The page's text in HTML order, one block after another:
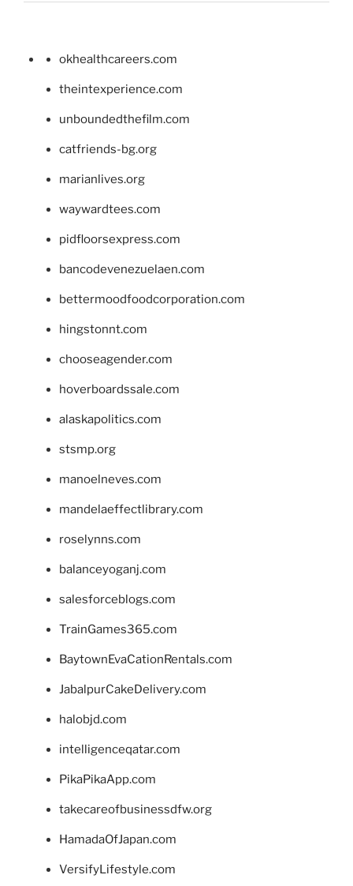
okhealthcareers.com
theintexperience.com
unboundedthefilm.com
catfriends-bg.org
marianlives.org
waywardtees.com
pidfloorsexpress.com
bancodevenezuelaen.com
bettermoodfoodcorporation.com
hingstonnt.com
chooseagender.com
hoverboardssale.com
alaskapolitics.com
stsmp.org
manoelneves.com
mandelaeffectlibrary.com
roselynns.com
balanceyoganj.com
salesforceblogs.com
TrainGames365.com
BaytownEvaCationRentals.com
JabalpurCakeDelivery.com
halobjd.com
intelligenceqatar.com
PikaPikaApp.com
takecareofbusinessdfw.org
HamadaOfJapan.com
VersifyLifestyle.com